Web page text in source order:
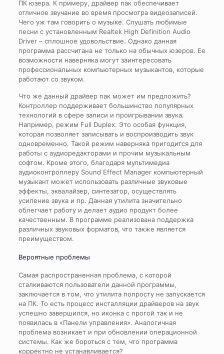
ПК юзера. К примеру, драйвер пак обеспечивает
отличное звучание во время просмотра видеозаписей.
Чего уж там говорить о музыке. Слушать любимые
песни с установленным Realtek High Definition Audio
Driver – сплошное удовольствие. Однако данная
программа рассчитана не только на обычных юзеров. Ее
возможности наверняка могут заинтересовать
профессиональных компьютерных музыкантов, которые
работают со звуком.
Что же данный драйвер пак может им предложить?
Контроллер поддерживает большинство популярных
технологий в сфере записи и проигрывании звука.
Например, режим Full Duplex. Это особая функция,
которая позволяет записывать и воспроизводить звук
одновременно. Такой режим наверняка пригодится для
работы с аудиоредакторами и прочим музыкальным
софтом. Кроме этого, благодаря мультимедиа
аудиоконтроллеру Sound Effect Manager компьютерный
музыкант может использовать различные звуковые
эффекты, эквалайзер, синтезатор, осуществлять
усиление звука и пр. Данная утилита значительно
облегчает работу и делает аудио продукт более
качественным. В программе реализована поддержка
различных звуковых форматов, что также является
преимуществом.
Вероятные проблемы
Самая распространенная проблема, с которой
сталкиваются пользователи данной программы,
заключается в том, что утилита попросту не запускается
на ПК. То есть процесс инсталляции драйверов на звук
успешно завершился, но иконка с прогой так и не
появилась в «Панели управления». Аналогичная
проблема возникает и при обновлении операционной
системы. Как же бороться с тем, что программа
корректно не устанавливается?